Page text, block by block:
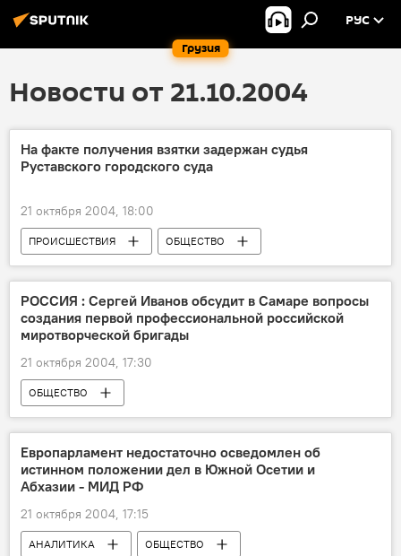
Грузия
РУС
Новости от 21.10.2004
На факте получения взятки задержан судья
Руставского городского суда
21 октября 2004, 18:00
ПРОИСШЕСТВИЯ ОБЩЕСТВО
РОССИЯ : Сергей Иванов обсудит в Самаре вопросы
создания первой профессиональной российской
миротворческой бригады
21 октября 2004, 17:30
ОБЩЕСТВО
Европарламент недостаточно осведомлен об
истинном положении дел в Южной Осетии и
Абхазии - МИД РФ
21 октября 2004, 17:15
АНАЛИТИКА ОБЩЕСТВО